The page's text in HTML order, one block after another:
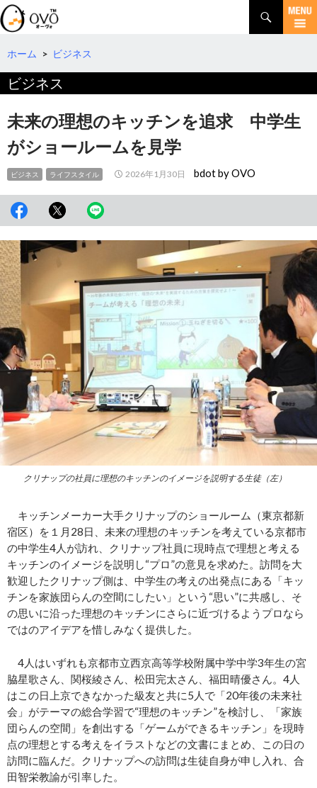
検
索
コ
テ
へ
動
ホーム > ビジネス
ビジネス
未来の理想のキッチンを追求 中学生
がショールームを見学
ビジネス ライフスタイル 2026年1月30日 bdot by OVO
クリナップの社員に理想のキッチンのイメージを説明する生徒（左）
キッチンメーカー大手クリナップのショールーム（東京都新
宿区）を１月28日、未来の理想のキッチンを考えている京都市
の中学生4人が訪れ、クリナップ社員に現時点で理想と考える
キッチンのイメージを説明し“プロ”の意見を求めた。訪問を大
歓迎したクリナップ側は、中学生の考えの出発点にある「キッ
チンを家族団らんの空間にしたい」という“思い”に共感し、そ
の思いに沿った理想のキッチンにさらに近づけるようプロなら
ではのアイデアを惜しみなく提供した。
4人はいずれも京都市立西京高等学校附属中学中学3年生の宮
脇星歌さん、関桜綾さん、松田完太さん、福田晴優さん。4人
はこの日上京できなかった級友と共に5人で「20年後の未来社
会」がテーマの総合学習で“理想のキッチン”を検討し、「家族
団らんの空間」を創出する「ゲームができるキッチン」を現時
点の理想とする考えをイラストなどの文書にまとめ、この日の
訪問に臨んだ。クリナップへの訪問は生徒自身が申し入れ、合
田智栄教諭が引率した。